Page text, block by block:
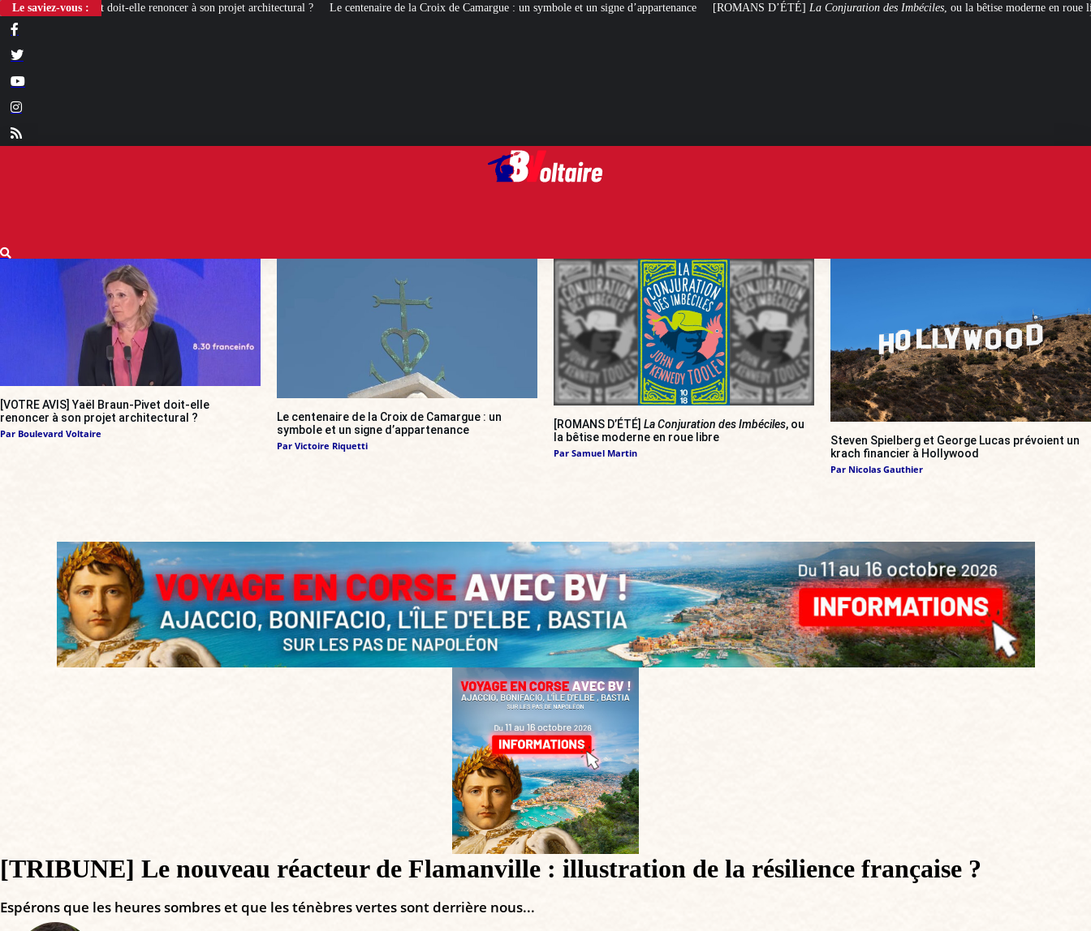
Le saviez-vous :
renoncer à son projet architectural ? Le centenaire de la Croix de Camargue : un symbole et un signe d’appartenance [ROMANS D’ÉTÉ]La Conjuration des Imbéciles, ou la bêtise moderne en roue libre Steven Spielberg et
[VOTRE AVIS] Yaël Braun-Pivet doit-elle
renoncer à son projet architectural ?
Par Boulevard Voltaire
Le centenaire de la Croix de Camargue : un
symbole et un signe d’appartenance
Par Victoire Riquetti
[ROMANS D’ÉTÉ] La Conjuration des Imbéciles, ou
la bêtise moderne en roue libre
Par Samuel Martin
Steven Spielberg et George Lucas prévoient un
krach financier à Hollywood
Par Nicolas Gauthier
[TRIBUNE] Le nouveau réacteur de Flamanville : illustration de la résilience française ?
Espérons que les heures sombres et que les ténèbres vertes sont derrière nous...